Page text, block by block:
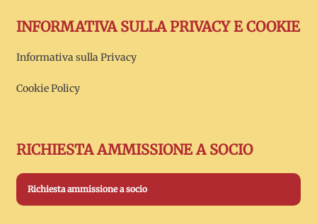
INFORMATIVA SULLA PRIVACY E COOKIE
Informativa sulla Privacy
Cookie Policy
RICHIESTA AMMISSIONE A SOCIO
Richiesta ammissione a socio